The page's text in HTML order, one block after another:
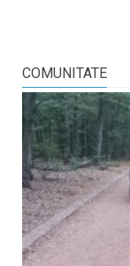
COMUNITATE